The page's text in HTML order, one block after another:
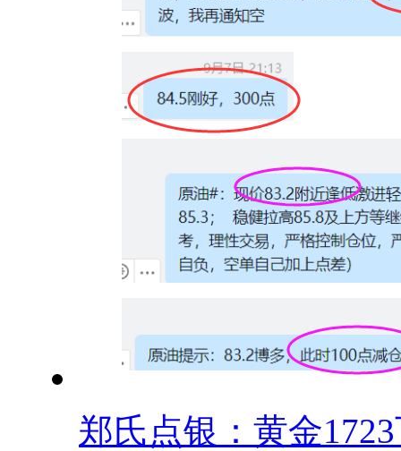
郑氏点银：黄金